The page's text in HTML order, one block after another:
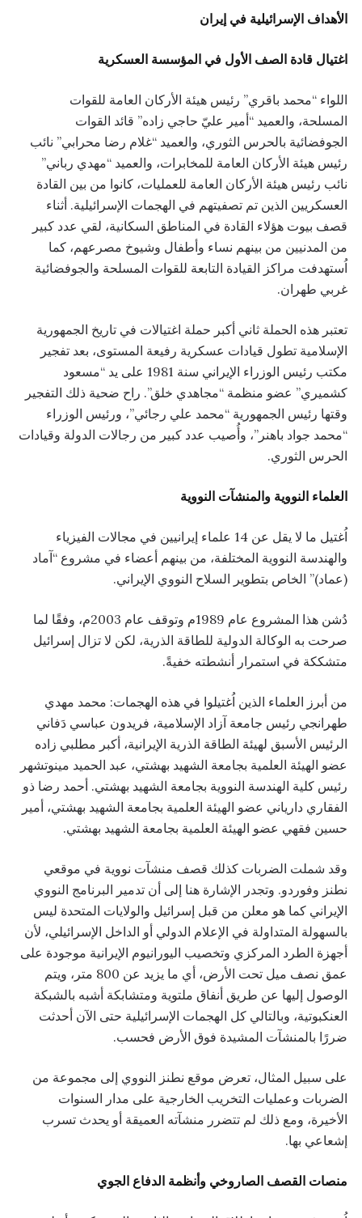
الأهداف الإسرائيلية في إيران
اغتيال قادة الصف الأول في المؤسسة العسكرية
اللواء “محمد باقري” رئيس هيئة الأركان العامة للقوات
المسلحة، والعميد “أمير عليّ حاجي زاده” قائد القوات
الجوفضائية بالحرس الثوري، والعميد “غلام رضا محرابي” نائب
رئيس هيئة الأركان العامة للمخابرات، والعميد “مهدي رباني”
نائب رئيس هيئة الأركان العامة للعمليات، كانوا من بين القادة
العسكريين الذين تم تصفيتهم في الهجمات الإسرائيلية. أثناء
قصف بيوت هؤلاء القادة في المناطق السكانية، لقي عدد كبير
من المدنيين من بينهم نساء وأطفال وشيوخ مصرعهم، كما
اُستهدفت مراكز القيادة التابعة للقوات المسلحة والجوفضائية
غربي طهران.
تعتبر هذه الحملة ثاني أكبر حملة اغتيالات في تاريخ الجمهورية
الإسلامية تطول قيادات عسكرية رفيعة المستوى، بعد تفجير
مكتب رئيس الوزراء الإيراني سنة 1981 على يد “مسعود
كشميري” عضو منظمة “مجاهدي خلق”. راح ضحية ذلك التفجير
وقتها رئيس الجمهورية “محمد علي رجائي”، ورئيس الوزراء
“محمد جواد باهنر”، وأُصيب عدد كبير من رجالات الدولة وقيادات
الحرس الثوري.
العلماء النووية والمنشآت النووية
اُغتيل ما لا يقل عن 14 علماء إيرانيين في مجالات الفيزياء
والهندسة النووية المختلفة، من بينهم أعضاء في مشروع “آماد
(عماد)” الخاص بتطوير السلاح النووي الإيراني.
دُشن هذا المشروع عام 1989م وتوقف عام 2003م، وفقًا لما
صرحت به الوكالة الدولية للطاقة الذرية، لكن لا تزال إسرائيل
متشككة في استمرار أنشطته خفيةً.
من أبرز العلماء الذين اُغتيلوا في هذه الهجمات: محمد مهدي
طهرانجي رئيس جامعة آزاد الإسلامية، فريدون عباسي دَفاني
الرئيس الأسبق لهيئة الطاقة الذرية الإيرانية، أكبر مطلبي زاده
عضو الهيئة العلمية بجامعة الشهيد بهشتي، عبد الحميد مينوتشهر
رئيس كلية الهندسة النووية بجامعة الشهيد بهشتي. أحمد رضا ذو
الفقاري داریاني عضو الهيئة العلمية بجامعة الشهيد بهشتي، أمير
حسين فقهي عضو الهيئة العلمية بجامعة الشهيد بهشتي.
وقد شملت الضربات كذلك قصف منشآت نووية في موقعي
نطنز وفوردو. وتجدر الإشارة هنا إلى أن تدمير البرنامج النووي
الإيراني كما هو معلن من قبل إسرائيل والولايات المتحدة ليس
بالسهولة المتداولة في الإعلام الدولي أو الداخل الإسرائيلي، لأن
أجهزة الطرد المركزي وتخصيب اليورانيوم الإيرانية موجودة على
عمق نصف ميل تحت الأرض، أي ما يزيد عن 800 متر، ويتم
الوصول إليها عن طريق أنفاق ملتوية ومتشابكة أشبه بالشبكة
العنكبوتية، وبالتالي كل الهجمات الإسرائيلية حتى الآن أحدثت
ضررًا بالمنشآت المشيدة فوق الأرض فحسب.
على سبيل المثال، تعرض موقع نطنز النووي إلى مجموعة من
الضربات وعمليات التخريب الخارجية على مدار السنوات
الأخيرة، ومع ذلك لم تتضرر منشآته العميقة أو يحدث تسرب
إشعاعي بها.
منصات القصف الصاروخي وأنظمة الدفاع الجوي